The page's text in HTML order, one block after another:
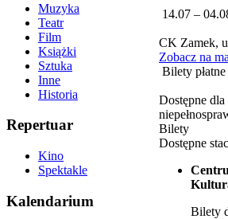
Muzyka
Teatr
Film
Książki
Sztuka
Inne
Historia
Repertuar
Kino
Spektakle
Kalendarium
14.07 –
CK Zamek,
Zobacz na
Bilety płatne
Dostępne dla
Bilety
Dostępne
Bilety